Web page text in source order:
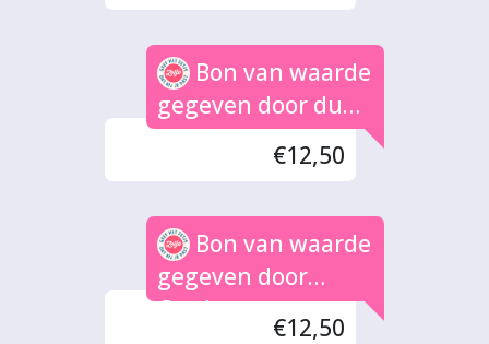
Bon van waarde
gegeven door du
Buisson
€12,50
Bon van waarde
gegeven door
Gerda
€12,50